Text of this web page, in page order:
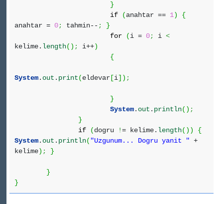
}
if
(anahtar == 1)
{
anahtar = 0; tahmin-- ;
}
for
(i = 0; i <
kelime. length( ) ; i++)
{
System. out . print(eldevar [i] ) ;
}
System. out . println( ) ;
}
if
(dogru != kelime. length( ) )
{
System. out . println( "Uzgunum... Dogru yanit " +
kelime) ; }
}
}